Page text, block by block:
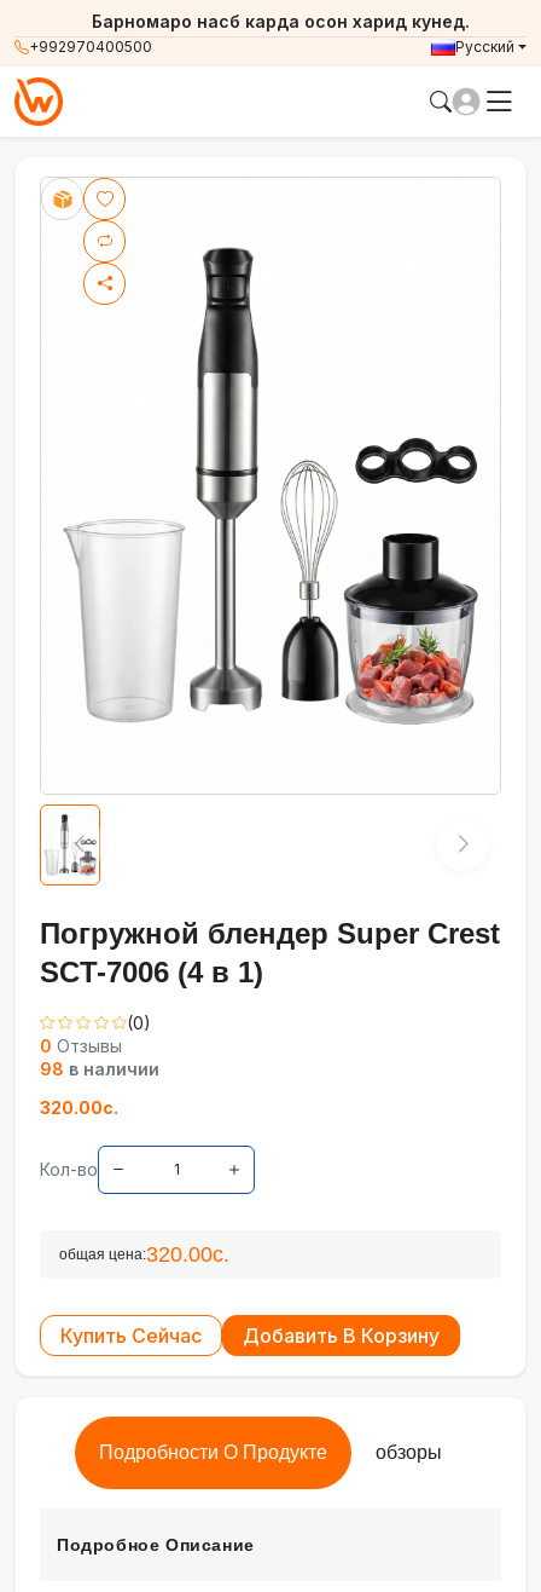
+992970400500
Барномаро насб карда осон харид кунед.
Русский
Погружной блендер Super Crest
SCT-7006 (4 в 1)
(0)
0 Отзывы
98 в наличии
320.00с.
Кол-во
общая цена:320.00с.
Купить Сейчас Добавить В Корзину
Подробности О Продукте обзоры
Подробное Описание